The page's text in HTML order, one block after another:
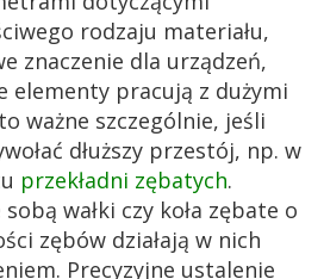
rodzaju materiału,
znaczenie dla urządzeń,
elementy pracują z dużymi
ważne szczególnie, jeśli
dłuższy przestój, np. w
przekładni zębatych.
wałki czy koła zębate o
zębów działają w nich
Precyzyjne ustalenie